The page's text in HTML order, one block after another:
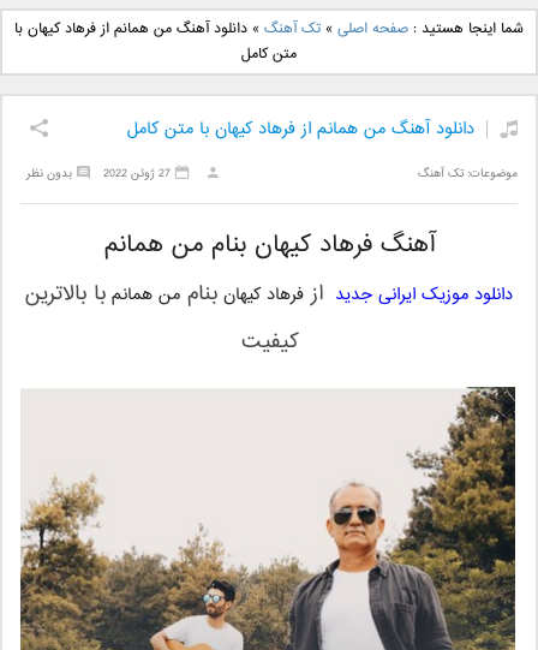
دانلود آهنگ جدید بهنام
بانی بنام قرص قمر 2
دانلود آهنگ جدید علی
یاسینی بنام دورترین نزدیک
شما اینجا هستید :صفحه اصلی »تک آهنگ »دانلود آهنگ من همانم از فرهاد کیهان با
متن کامل
دانلود آهنگ من همانم از فرهاد کیهان با متن کامل
موضوعات:تک آهنگ بدون نظر 27 ژوئن 2022
آهنگ فرهاد کیهان بنام من همانم
دانلود موزیک ایرانی جدید از فرهاد کیهان بنام من همانم با بالاترین
کیفیت